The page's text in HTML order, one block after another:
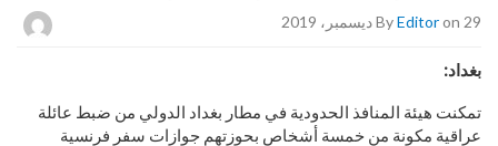
ByEditoron 29 ديسمبر، 2019
بغداد:
تمكنت هيئة المنافذ الحدودية في مطار بغداد الدولي من ضبط عائلة
عراقية مكونة من خمسة أشخاص بحوزتهم جوازات سفر فرنسية